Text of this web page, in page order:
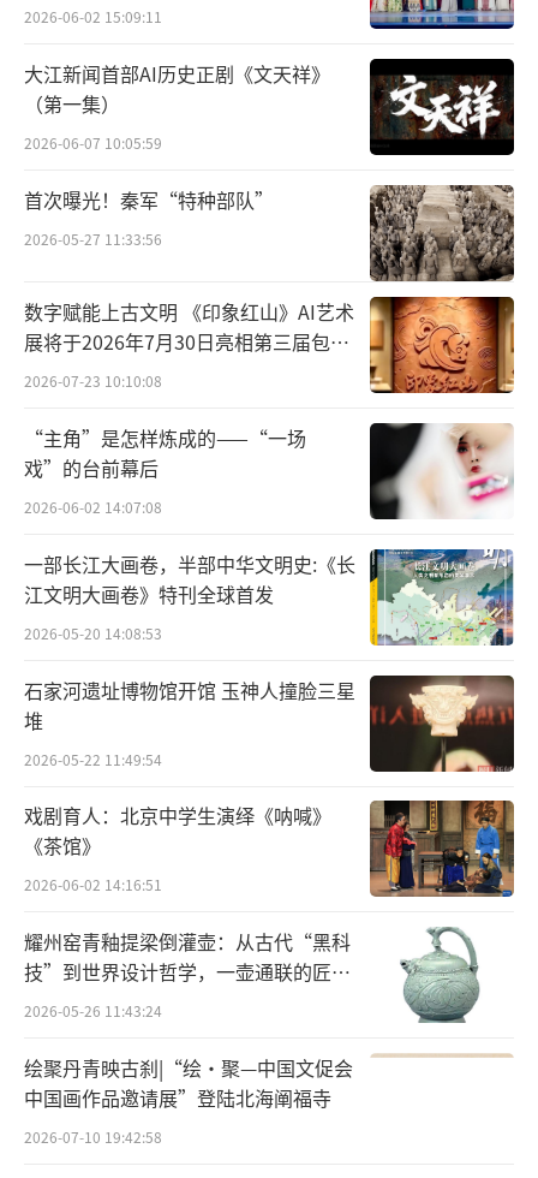
似嫦娥，面如皓月”。明清之后，因时代的关
系，节日中世俗的情趣愈益浓厚，以“赏
月”为中心的抒情性与神话性的文人传统减
弱，功利性的祭拜、祈求与世俗的情感、愿望
构成普通民众中秋节俗的主要形态。
中秋节这一天人们都要吃月饼以示“团
圆”。月饼，又叫胡饼、宫饼、月团、丰收
饼、团圆饼等，是古代中秋祭拜月神的供品。
月饼，最初起源于唐朝军队祝捷食品。唐高祖
武德年间，大将军李靖征讨突厥靠月饼隐蔽的
传话得胜，八月十五凯旋，此后，吃月饼成为
每年的习俗。月饼发展到今日，品种更加繁
多，风味因地各异。其中京式、苏式、广式、
潮式等月饼广为我国南北各地的人们所喜食。
从古人的诗词“花间一壶酒”到如今的无
酒不欢，佳节里小酌两杯，必能给节日带几分
微醺的喜意。中秋佳节，一些好酒也在
一“抢”月饼的风头。此外，大闸蟹也代表着
中秋文化。红高粱大闸蟹，金秋正是吃蟹的好
季节，俗话说“九雌十雄”，说的是阴历九月
雌蟹肥壮，而十月间则雄蟹味美。雌蟹的红膏
艳丽而油亮，一派丰富奢华。中秋节正值大闸
蟹上市的时机，约亲朋好友围坐一起，慢慢品
蟹，细细赏月，既有意境又健康美味。天上明
月，人间情怀，皓月当空的天象形成了中国人
特有的文化味道，伴随中国社会的进步与变
化，也有了外延。中秋对中国人来说是特殊的
节日，因为它起源就在于文化。
2026-06-02 15:09:11
大江新闻首部AI历史正剧《文天祥》
（第一集）
2026-06-07 10:05:59
首次曝光！秦军“特种部队”
2026-05-27 11:33:56
数字赋能上古文明 《印象红山》AI艺术
展将于2026年7月30日亮相第三届包头
艺博会
2026-07-23 10:10:08
“主角”是怎样炼成的——“一场
戏”的台前幕后
2026-06-02 14:07:08
一部长江大画卷，半部中华文明史:《长
江文明大画卷》特刊全球首发
2026-05-20 14:08:53
石家河遗址博物馆开馆 玉神人撞脸三星
堆
2026-05-22 11:49:54
戏剧育人：北京中学生演绎《呐喊》
《茶馆》
2026-06-02 14:16:51
耀州窑青釉提梁倒灌壶：从古代“黑科
技”到世界设计哲学，一壶通联的匠心
宇宙
2026-05-26 11:43:24
绘聚丹青映古刹|“绘·聚—中国文促会
中国画作品邀请展”登陆北海阐福寺
2026-07-10 19:42:58